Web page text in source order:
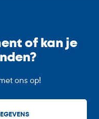
of kan je
ons op!